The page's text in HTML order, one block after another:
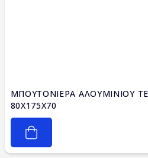
ΜΠΟΥΤΟΝΙΕΡΑ ΑΛΟΥΜΙΝΙΟΥ
80X175X70